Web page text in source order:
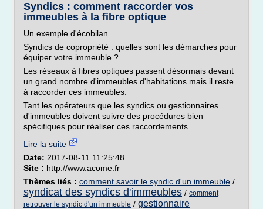
Syndics : comment raccorder vos
immeubles à la fibre optique
Un exemple d'écobilan
Syndics de copropriété : quelles sont les démarches pour
équiper votre immeuble ?
Les réseaux à fibres optiques passent désormais devant
un grand nombre d'immeubles d'habitations mais il reste
à raccorder ces immeubles.
Tant les opérateurs que les syndics ou gestionnaires
d'immeubles doivent suivre des procédures bien
spécifiques pour réaliser ces raccordements....
Lire la suite
Date: 2017-08-11 11:25:48
Site : http://www.acome.fr
Thèmes liés : comment savoir le syndic d'un immeuble /
syndicat des syndics d'immeubles / comment
retrouver le syndic d'un immeuble / gestionnaire